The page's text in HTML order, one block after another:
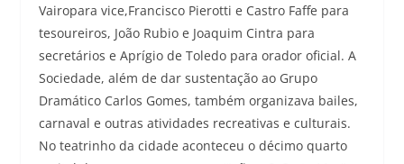
Vairopara vice,Francisco Pierotti e Castro Faffe para
tesoureiros, João Rubio e Joaquim Cintra para
secretários e Aprígio de Toledo para orador oficial. A
Sociedade, além de dar sustentação ao Grupo
Dramático Carlos Gomes, também organizava bailes,
carnaval e outras atividades recreativas e culturais.
No teatrinho da cidade aconteceu o décimo quarto